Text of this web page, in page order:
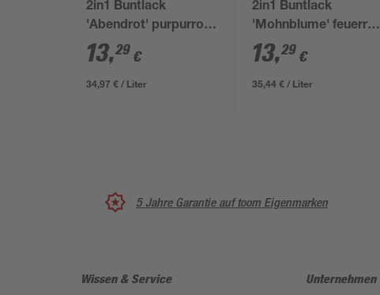
2in1 Buntlack
'Abendrot' purpurrot
matt 375 ml
13,29 €
34,97 € / Liter
2in1 Buntlack
'Mohnblume' feuerrot
glänzend 375 ml
13,29 €
35,44 € / Liter
5 Jahre Garantie auf toom Eigenmarken
Wissen & Service Unternehmen